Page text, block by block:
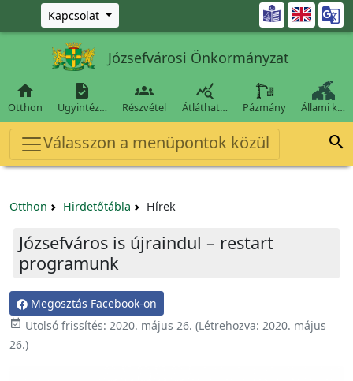
Ugrás a fő tartalomra
Kapcsolat 
Józsefvárosi Önkormányzat

Otthon

Ügyintéz…

Részvétel

Átláthat… Pázmány Állami k…
Válasszon a menüpontok közül 
Otthon Hirdetőtábla Hírek
Józsefváros is újraindul – restart
programunk
Megosztás Facebook-on
 Utolsó frissítés: 2020. május 26. (Létrehozva: 2020. május
26.)